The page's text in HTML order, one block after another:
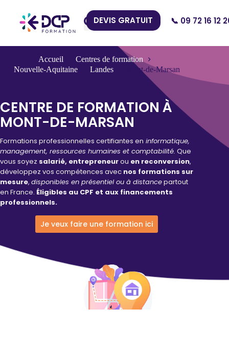
DEVIS GRATUIT 📞 09 72 16 12
Accueil
Centres de formation
Nouvelle-Aquitaine
Landes Mont-de-Marsan
CENTRE DE FORMATION À
MONT-DE-MARSAN
Formations professionnelles certifiantes en informatique,
management, ressources humaines et comptabilité. Que
vous soyez salarié, entrepreneurou en reconversion,
développez vos compétences avec nos formations sur
mesure, disponibles en présentiel ou à distancepartout
en France. Éligibles au CPF et aux financements
professionnels.
Je veux faire une formation ici